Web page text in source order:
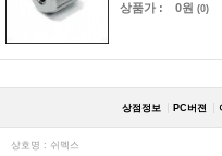
상품가 : 0원 (0)
상점정보 PC버젼
상호명 : 쉬멕스